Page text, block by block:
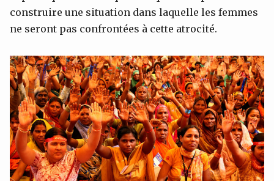
construire une situation dans laquelle les femmes
ne seront pas confrontées à cette atrocité.